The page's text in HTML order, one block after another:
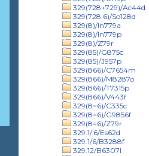
329(728+729)/Ac44d
329(728.6)/So128d
329(8)/In779a
329(8)/In779p
329(8)/Z79r
329(85)/G875c
329(85)/J957p
329(866)/C7654m
329(866)/M8287o
329(866)/T7315p
329(866)/V443f
329(8=6)/C335c
329(8=6)/G9856f
329(8=6)/Z79r
329.1/.6/Es62d
329.1/6/B3288f
329.12/B6307l